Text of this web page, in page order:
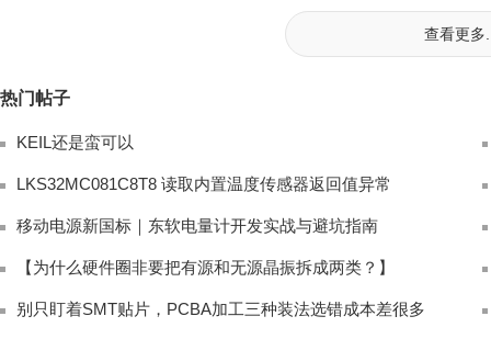
查看更多
热门帖子
KEIL还是蛮可以
LKS32MC081C8T8 读取内置温度传感器返回值异常
移动电源新国标｜东软电量计开发实战与避坑指南
【为什么硬件圈非要把有源和无源晶振拆成两类？】
别只盯着SMT贴片，PCBA加工三种装法选错成本差很多